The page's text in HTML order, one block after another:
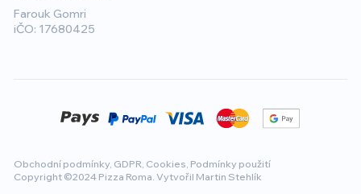
Farouk Gomri
iČO: 17680425
Obchodní podmínky, GDPR, Cookies, Podmínky použití
Copyright ©2024 Pizza Roma. Vytvořil Martin Stehlík